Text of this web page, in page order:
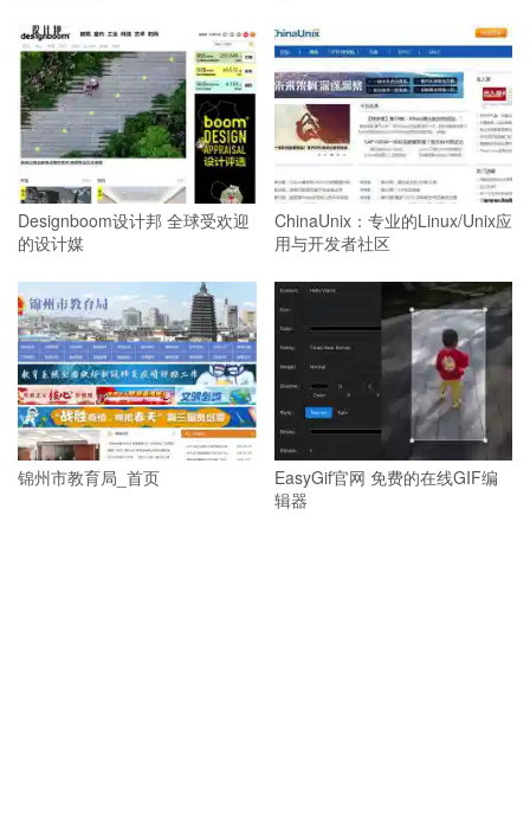
Designboom设计邦 全球受欢迎
的设计媒
ChinaUnix：专业的Linux/Unix应
用与开发者社区
锦州市教育局_首页
EasyGif官网 免费的在线GIF编
辑器